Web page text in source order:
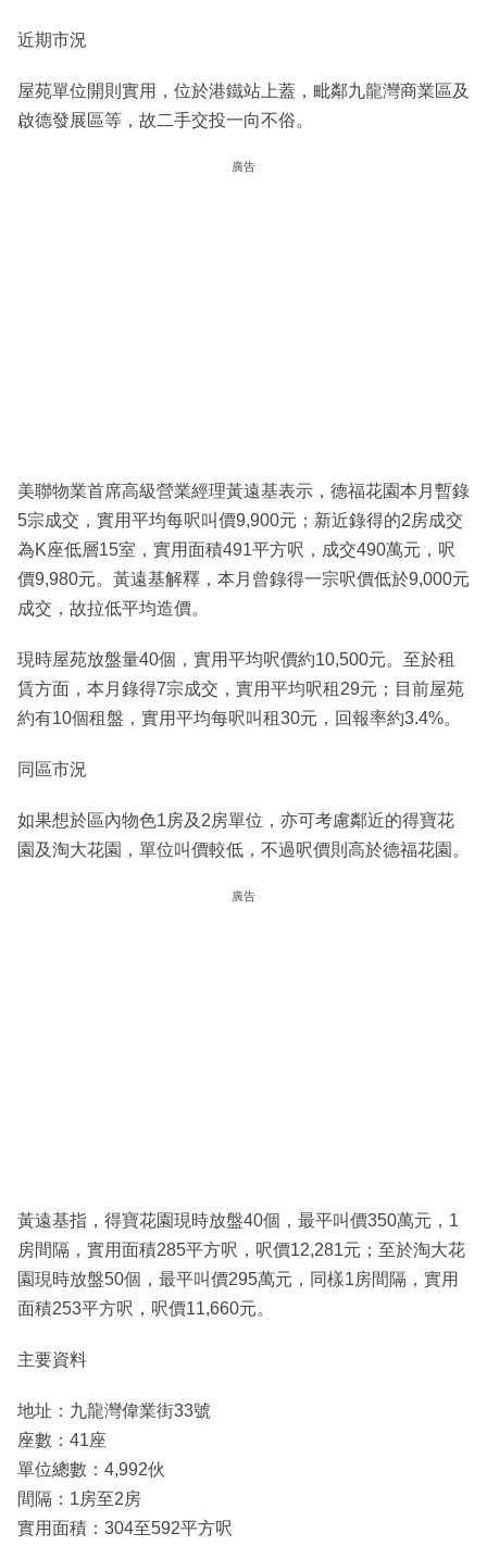
近期市況
屋苑單位開則實用，位於港鐵站上蓋，毗鄰九龍灣商業區及
啟德發展區等，故二手交投一向不俗。
廣告
美聯物業首席高級營業經理黃遠基表示，德福花園本月暫錄
5宗成交，實用平均每呎叫價9,900元；新近錄得的2房成交
為K座低層15室，實用面積491平方呎，成交490萬元，呎
價9,980元。黃遠基解釋，本月曾錄得一宗呎價低於9,000元
成交，故拉低平均造價。
現時屋苑放盤量40個，實用平均呎價約10,500元。至於租
賃方面，本月錄得7宗成交，實用平均呎租29元；目前屋苑
約有10個租盤，實用平均每呎叫租30元，回報率約3.4%。
同區市況
如果想於區內物色1房及2房單位，亦可考慮鄰近的得寶花
園及淘大花園，單位叫價較低，不過呎價則高於德福花園。
廣告
黃遠基指，得寶花園現時放盤40個，最平叫價350萬元，1
房間隔，實用面積285平方呎，呎價12,281元；至於淘大花
園現時放盤50個，最平叫價295萬元，同樣1房間隔，實用
面積253平方呎，呎價11,660元。
主要資料
地址：九龍灣偉業街33號
座數：41座
單位總數：4,992伙
間隔：1房至2房
實用面積：304至592平方呎